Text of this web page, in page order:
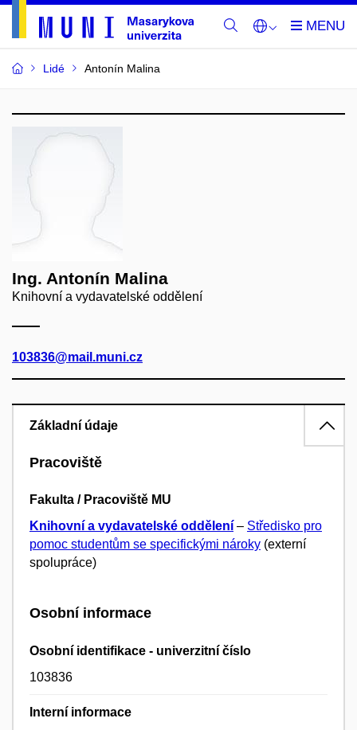
Lidé Antonín Malina
Ing. Antonín Malina
Knihovní a vydavatelské oddělení
103836@mail.muni.cz
Základní údaje
Pracoviště
Fakulta / Pracoviště MU
Knihovní a vydavatelské oddělení – Středisko pro
pomoc studentům se specifickými nároky (externí
spolupráce)
Osobní informace
Osobní identifikace - univerzitní číslo
103836
Interní informace